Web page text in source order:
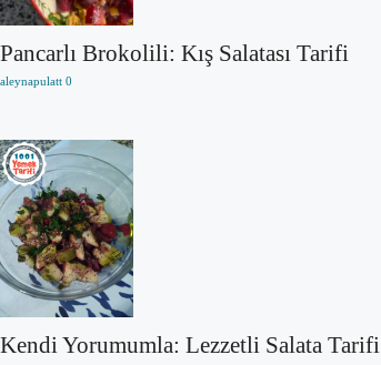
Pancarlı Brokolili: Kış Salatası Tarifi
aleynapulatt 0
Kendi Yorumumla: Lezzetli Salata Tarifi